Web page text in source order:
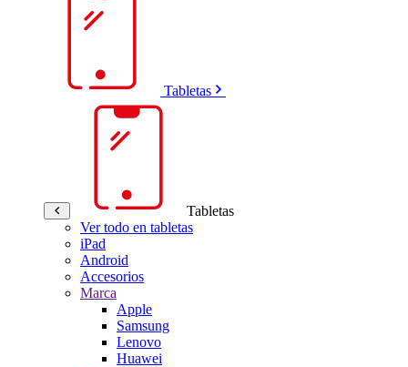
Tabletas
Tabletas
Ver todo en tabletas
iPad
Android
Accesorios
Marca
Apple
Samsung
Lenovo
Huawei